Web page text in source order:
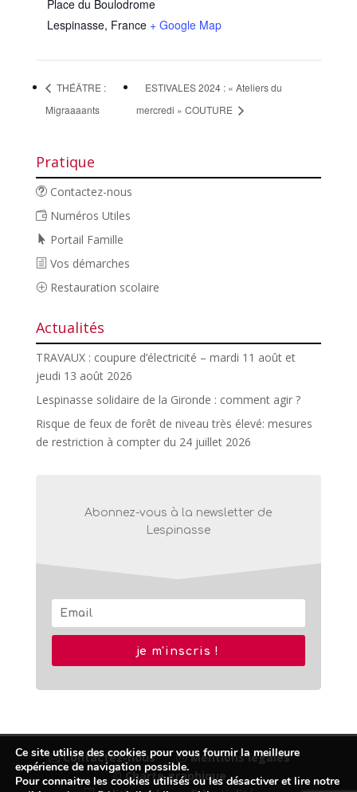
Place du Boulodrome
Lespinasse, France + Google Map
THÉÂTRE :
Migraaaants
ESTIVALES 2024 : « Ateliers du
mercredi » COUTURE
Pratique
Contactez-nous
Numéros Utiles
Portail Famille
Vos démarches
Restauration scolaire
Actualités
TRAVAUX : coupure d’électricité – mardi 11 août et
jeudi 13 août 2026
Lespinasse solidaire de la Gironde : comment agir ?
Risque de feux de forêt de niveau très élevé: mesures
de restriction à compter du 24 juillet 2026
Abonnez-vous à la newsletter de
Lespinasse
je m'inscris !
Contactez-nous
Mentions légales
© Charte graphique
Ce site utilise des cookies pour vous fournir la meilleure
expérience de navigation possible.
Pour connaitre les cookies utilisés ou les désactiver et lire notre